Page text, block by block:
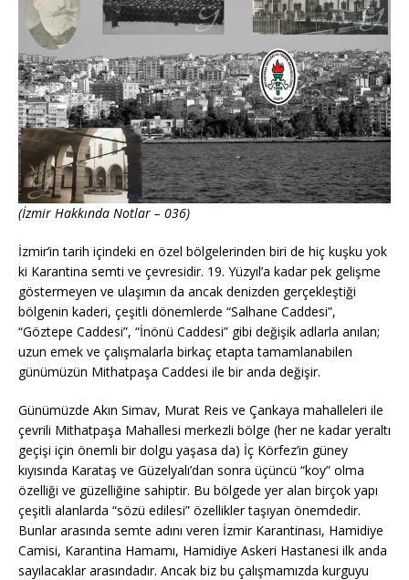
(İzmir Hakkında Notlar – 036)
İzmir’in tarih içindeki en özel bölgelerinden biri de hiç kuşku yok
ki Karantina semti ve çevresidir. 19. Yüzyıl’a kadar pek gelişme
göstermeyen ve ulaşımın da ancak denizden gerçekleştiği
bölgenin kaderi, çeşitli dönemlerde “Salhane Caddesi”,
“Göztepe Caddesi”, “İnönü Caddesi” gibi değişik adlarla anılan;
uzun emek ve çalışmalarla birkaç etapta tamamlanabilen
günümüzün Mithatpaşa Caddesi ile bir anda değişir.
Günümüzde Akın Simav, Murat Reis ve Çankaya mahalleleri ile
çevrili Mithatpaşa Mahallesi merkezli bölge (her ne kadar yeraltı
geçişi için önemli bir dolgu yaşasa da) İç Körfez’in güney
kıyısında Karataş ve Güzelyalı’dan sonra üçüncü “koy” olma
özelliği ve güzelliğine sahiptir. Bu bölgede yer alan birçok yapı
çeşitli alanlarda “sözü edilesi” özellikler taşıyan önemdedir.
Bunlar arasında semte adını veren İzmir Karantinası, Hamidiye
Camisi, Karantina Hamamı, Hamidiye Askeri Hastanesi ilk anda
sayılacaklar arasındadır. Ancak biz bu çalışmamızda kurguyu